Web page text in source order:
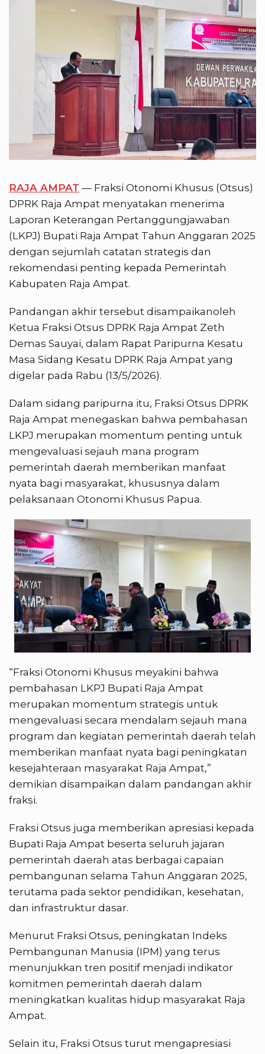
RAJA AMPAT — Fraksi Otonomi Khusus (Otsus)
DPRK Raja Ampat menyatakan menerima
Laporan Keterangan Pertanggungjawaban
(LKPJ) Bupati Raja Ampat Tahun Anggaran 2025
dengan sejumlah catatan strategis dan
rekomendasi penting kepada Pemerintah
Kabupaten Raja Ampat.
Pandangan akhir tersebut disampaikanoleh
Ketua Fraksi Otsus DPRK Raja Ampat Zeth
Demas Sauyai, dalam Rapat Paripurna Kesatu
Masa Sidang Kesatu DPRK Raja Ampat yang
digelar pada Rabu (13/5/2026).
Dalam sidang paripurna itu, Fraksi Otsus DPRK
Raja Ampat menegaskan bahwa pembahasan
LKPJ merupakan momentum penting untuk
mengevaluasi sejauh mana program
pemerintah daerah memberikan manfaat
nyata bagi masyarakat, khususnya dalam
pelaksanaan Otonomi Khusus Papua.
“Fraksi Otonomi Khusus meyakini bahwa
pembahasan LKPJ Bupati Raja Ampat
merupakan momentum strategis untuk
mengevaluasi secara mendalam sejauh mana
program dan kegiatan pemerintah daerah telah
memberikan manfaat nyata bagi peningkatan
kesejahteraan masyarakat Raja Ampat,”
demikian disampaikan dalam pandangan akhir
fraksi.
Fraksi Otsus juga memberikan apresiasi kepada
Bupati Raja Ampat beserta seluruh jajaran
pemerintah daerah atas berbagai capaian
pembangunan selama Tahun Anggaran 2025,
terutama pada sektor pendidikan, kesehatan,
dan infrastruktur dasar.
Menurut Fraksi Otsus, peningkatan Indeks
Pembangunan Manusia (IPM) yang terus
menunjukkan tren positif menjadi indikator
komitmen pemerintah daerah dalam
meningkatkan kualitas hidup masyarakat Raja
Ampat.
Selain itu, Fraksi Otsus turut mengapresiasi